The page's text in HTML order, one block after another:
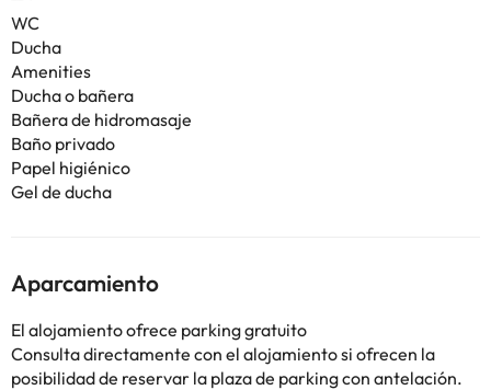
WC
Ducha
Amenities
Ducha o bañera
Bañera de hidromasaje
Baño privado
Papel higiénico
Gel de ducha
Aparcamiento
El alojamiento ofrece parking gratuito
Consulta directamente con el alojamiento si ofrecen la
posibilidad de reservar la plaza de parking con antelación.